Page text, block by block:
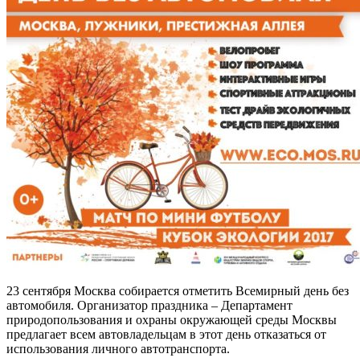
23 сентября Москва собирается отметить Всемирный день без
автомобиля. Организатор праздника – Департамент
природопользования и охраны окружающей среды Москвы
предлагает всем автовладельцам в этот день отказаться от
использования личного автотранспорта.